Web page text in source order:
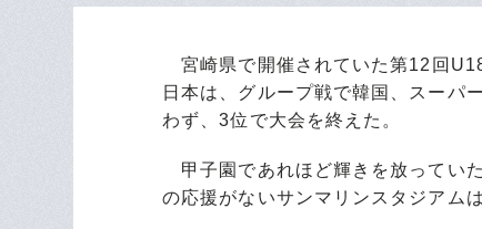
宮崎県で開催されていた第12回
日本は、グループ戦で韓国、スーパ
わず、3位で大会を終えた。
甲子園であれほど輝きを放ってい
の応援がないサンマリンスタジアム